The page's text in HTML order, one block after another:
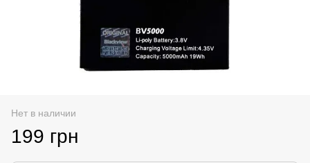
Нет в наличии
199 грн